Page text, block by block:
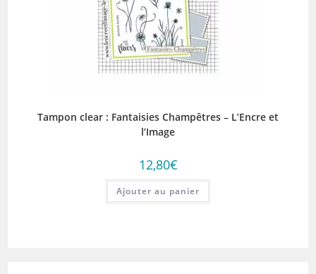
Tampon clear : Fantaisies Champêtres – L’Encre et
l’Image
12,80€
Ajouter au panier